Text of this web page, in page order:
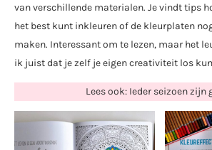
van verschillende materialen. Je vindt tips
het best kunt inkleuren of de kleurplaten
maken. Interessant om te lezen, maar het
ik juist dat je zelf je eigen creativiteit los
Lees ook: Ieder seizoen zijn